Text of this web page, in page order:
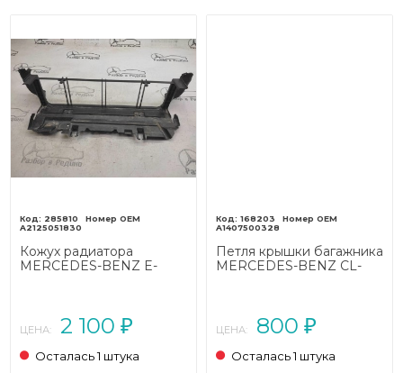
285810
A2125051830
Кожух радиатора
MERCEDES-BENZ E-
ЦЕНА: 2 100 ₽
Осталась 1 штука
168203
A1407500328
Петля крышки багажника
MERCEDES-BENZ CL-
ЦЕНА: 800 ₽
Осталась 1 штука